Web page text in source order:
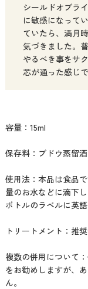
シールドオブラ
に敏感になって
ていたら、満月
気づきました。
やるべき事をサ
芯が通った感じ
容量：15ml
保存料：ブドウ蒸留
使用法：本品は食品
量のお水などに滴下
ボトルのラベルに英
トリートメント：推
複数の併用について
をお勧めしますが、
ん。